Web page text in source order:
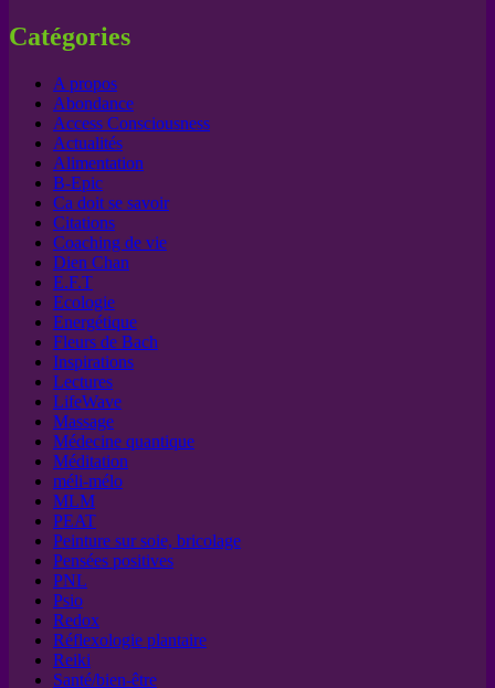
Catégories
A propos
Abondance
Access Consciousness
Actualités
Alimentation
B-Epic
Ca doit se savoir
Citations
Coaching de vie
Dien Chan
E.F.T
Ecologie
Energétique
Fleurs de Bach
Inspirations
Lectures
LifeWave
Massage
Médecine quantique
Méditation
méli-mélo
MLM
PEAT
Peinture sur soie, bricolage
Pensées positives
PNL
Psio
Redox
Réflexologie plantaire
Reiki
Santé/bien-être